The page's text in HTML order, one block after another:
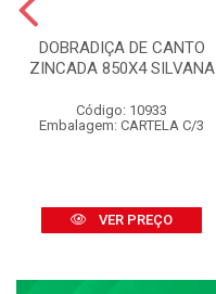
DOBRADIÇA DE CANTO
ZINCADA 850X4 SILVANA
Código: 10933
Embalagem: CARTELA C/3
VER PREÇO